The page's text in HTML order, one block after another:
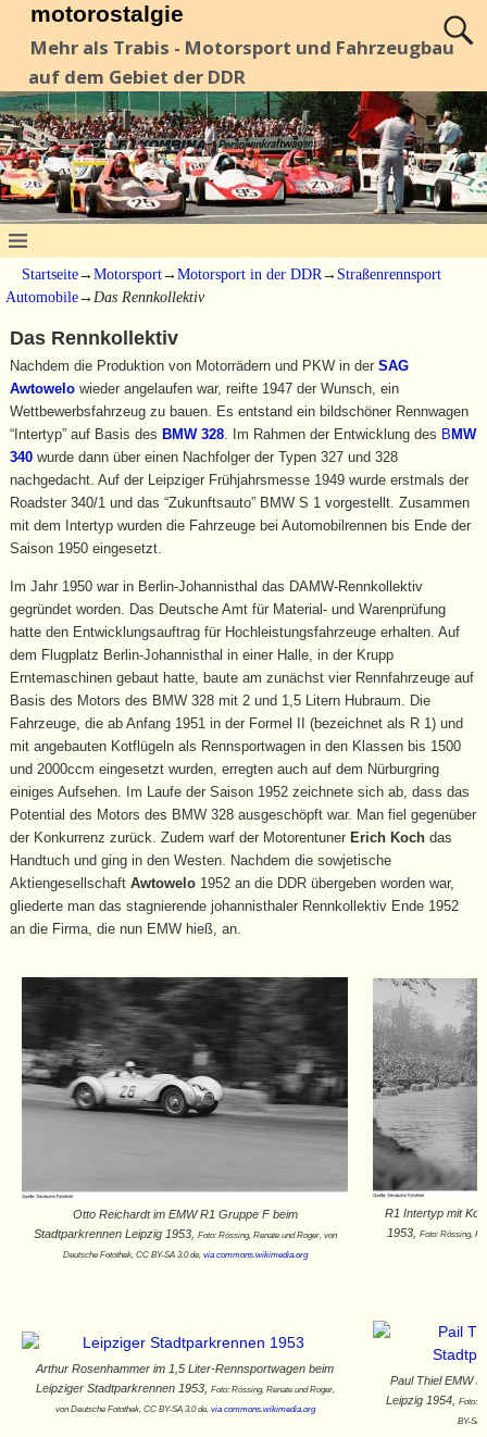
motorostalgie
Mehr als Trabis - Motorsport und Fahrzeugbau
auf dem Gebiet der DDR
Startseite→ Motorsport→ Motorsport in der DDR → Straßenrennsport
Automobile→ Das Rennkollektiv
Das Rennkollektiv
Nachdem die Produktion von Motorrädern und PKW in der SAG
Awtowelowieder angelaufen war, reifte 1947 der Wunsch, ein
Wettbewerbsfahrzeug zu bauen. Es entstand ein bildschöner Rennwagen
“Intertyp” auf Basis des BMW 328. Im Rahmen der Entwicklung des BMW
340wurde dann über einen Nachfolger der Typen 327 und 328
nachgedacht. Auf der Leipziger Frühjahrsmesse 1949 wurde erstmals der
Roadster 340/1 und das “Zukunftsauto” BMW S 1 vorgestellt. Zusammen
mit dem Intertyp wurden die Fahrzeuge bei Automobilrennen bis Ende der
Saison 1950 eingesetzt.
Im Jahr 1950 war in Berlin-Johannisthal das DAMW-Rennkollektiv
gegründet worden. Das Deutsche Amt für Material- und Warenprüfung
hatte den Entwicklungsauftrag für Hochleistungsfahrzeuge erhalten. Auf
dem Flugplatz Berlin-Johannisthal in einer Halle, in der Krupp
Erntemaschinen gebaut hatte, baute am zunächst vier Rennfahrzeuge auf
Basis des Motors des BMW 328 mit 2 und 1,5 Litern Hubraum. Die
Fahrzeuge, die ab Anfang 1951 in der Formel II (bezeichnet als R 1) und
mit angebauten Kotflügeln als Rennsportwagen in den Klassen bis 1500
und 2000ccm eingesetzt wurden, erregten auch auf dem Nürburgring
einiges Aufsehen. Im Laufe der Saison 1952 zeichnete sich ab, dass das
Potential des Motors des BMW 328 ausgeschöpft war. Man fiel gegenüber
der Konkurrenz zurück. Zudem warf der Motorentuner Erich Kochdas
Handtuch und ging in den Westen. Nachdem die sowjetische
Aktiengesellschaft Awtowelo1952 an die DDR übergeben worden war,
gliederte man das stagnierende johannisthaler Rennkollektiv Ende 1952
an die Firma, die nun EMW hieß, an.
Otto Reichardt im EMW R1 Gruppe F beim
Stadtparkrennen Leipzig 1953,
Foto: Rössing, Renate und Roger, von
Deutsche Fotothek‎, CC BY-SA 3.0 de, via commons.wikimedia.org
R1 Intertyp mit
1953,
Foto: Rössing,
Arthur Rosenhammer im 1,5 Liter-Rennsportwagen beim
Leipziger Stadtparkrennen 1953,
Foto: Rössing, Renate und Roger,
von Deutsche Fotothek‎, CC BY-SA 3.0 de, via commons.wikimedia.org
Paul Thiel EMW
Leipzig 1954,Foto:
BY-SA